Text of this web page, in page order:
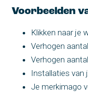
Voorbeelden
Klikken naar je
Verhogen
Verhogen
Installaties van
Je merkimago